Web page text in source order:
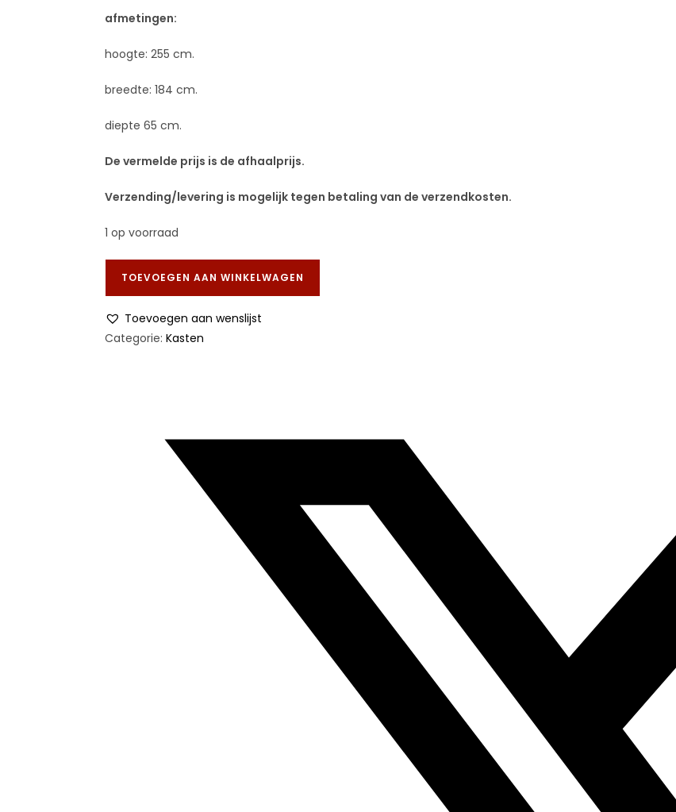
afmetingen:
hoogte: 255 cm.
breedte: 184 cm.
diepte 65 cm.
De vermelde prijs is de afhaalprijs.
Verzending/levering is mogelijk tegen betaling van de verzendkosten.
1 op voorraad
TOEVOEGEN AAN WINKELWAGEN
Toevoegen aan wenslijst
Categorie: Kasten